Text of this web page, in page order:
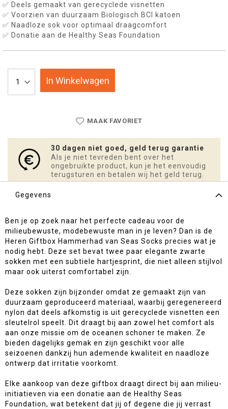
✅ Deels gemaakt van gerecyclede visnetten
✅ Voorzien van duurzaam Biologisch BCI katoen
✅ Naadloze sok voor optimaal draagcomfort
✅ Donatie aan de Healthy Seas Foundation
In Winkelwagen
MAAK FAVORIET
30 dagen niet goed, geld terug garantie
Als je niet tevreden bent over het
ongebruikte product, kun je het eenvoudig
terugsturen en betalen wij het geld terug.
Gegevens
Ben je op zoek naar het perfecte cadeau voor de
milieubewuste, modebewuste man in je leven? Dan is de
Heren Giftbox Hammerhad van Seas Socks precies wat je
nodig hebt. Deze set bevat twee paar elegante zwarte
sokken met een subtiele hartjesprint, die niet alleen stijlvol
maar ook uiterst comfortabel zijn.
Deze sokken zijn bijzonder omdat ze gemaakt zijn van
duurzaam geproduceerd materiaal, waarbij geregenereerd
nylon dat deels afkomstig is uit gerecyclede visnetten een
sleutelrol speelt. Dit draagt bij aan zowel het comfort als
aan onze missie om de oceanen schoner te maken. Ze
bieden dagelijks gemak en zijn geschikt voor alle
seizoenen dankzij hun ademende kwaliteit en naadloze
ontwerp dat irritatie voorkomt.
Elke aankoop van deze giftbox draagt direct bij aan milieu-
initiatieven via een donatie aan de Healthy Seas
Foundation, wat betekent dat jij of degene die jij verrast